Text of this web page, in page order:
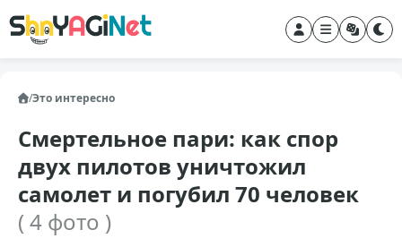
/Это интересно
Смертельное пари: как спор
двух пилотов уничтожил
самолет и погубил 70 человек
( 4 фото )